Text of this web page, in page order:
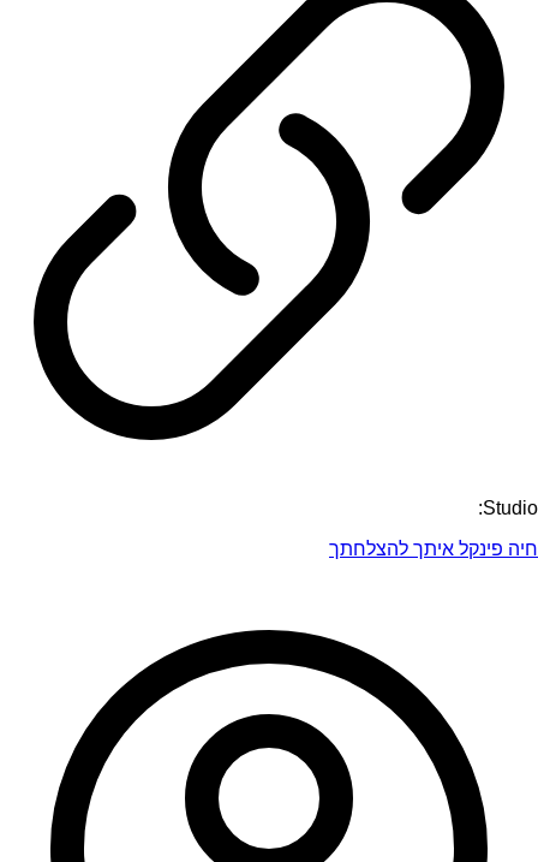
Studio:
חיה פינקל איתך להצלחתך